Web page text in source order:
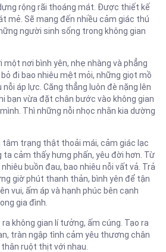
rộng rãi thoáng mát. Được thiết kế
mẻ. Sẽ mang đến nhiều cảm giác thú
người sinh sống trong không gian
một nơi bình yên, nhẹ nhàng và phẳng
đi bao nhiêu mệt mỏi, những giọt mồ
áp lực. Căng thẳng luôn đè nặng lên
bạn vừa đặt chân bước vào không gian
Thì những nỗi nhọc nhằn kia dường
tâm trạng thật thoải mái, cảm giác lạc
ta cảm thấy hưng phấn, yêu đời hơn. Từ
buồn đau, bao nhiêu nỗi vất vả. Trả
giờ phút thanh thản, bình yên để tận
vui, ấm áp và hạnh phúc bên cạnh
gia đình.
không gian lí tưởng, ấm cúng. Tạo ra
tràn ngập tình cảm yêu thương chân
ruột thịt với nhau.